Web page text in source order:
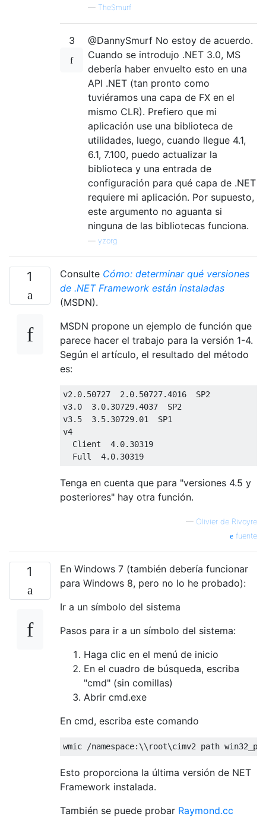
— TheSmurf
3
@DannySmurf No estoy de acuerdo.
Cuando se introdujo .NET 3.0, MS
debería haber envuelto esto en una
API .NET (tan pronto como
tuviéramos una capa de FX en el
mismo CLR). Prefiero que mi
aplicación use una biblioteca de
utilidades, luego, cuando llegue 4.1,
6.1, 7.100, puedo actualizar la
biblioteca y una entrada de
configuración para qué capa de .NET
requiere mi aplicación. Por supuesto,
este argumento no aguanta si
ninguna de las bibliotecas funciona.
yzorg
1 Consulte Cómo: determinar qué versiones
de .NET Framework están instaladas
(MSDN).
MSDN propone un ejemplo de función que
parece hacer el trabajo para la versión 1-4.
Según el artículo, el resultado del método
es:
v2 . 0.50727 2.0. 50727.4016
  SP2
v3. 0 3.0. 30729.4037
  SP2
v3. 5 3.5. 30729.01
  SP1
v4
Client
4.0. 30319
Full
4.0. 30319
Tenga en cuenta que para "versiones 4.5 y
posteriores" hay otra función.
— Olivier de Rivoyre
fuente
1
En Windows 7 (también debería funcionar
para Windows 8, pero no lo he probado):
Ir a un símbolo del sistema
Pasos para ir a un símbolo del sistema:
Haga clic en el menú de inicio
En el cuadro de búsqueda, escriba
"cmd" (sin comillas)
Abrir cmd.exe
En cmd, escriba este comando
wmic /namespace: \\root\cimv2 path
Esto proporciona la última versión de NET
Framework instalada.
También se puede probar Raymond.cc